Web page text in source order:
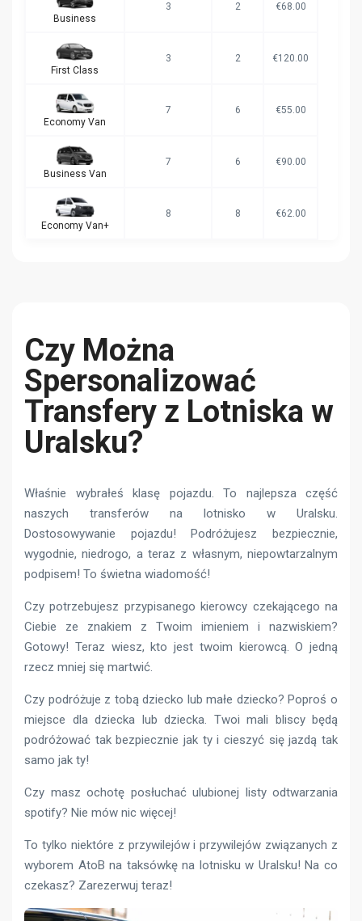
Business
3 2 €68.00
First Class
3 2 €120.00
Economy Van
7 6 €55.00
Business Van
7 6 €90.00
Economy Van+
8 8 €62.00
Czy Można
Spersonalizować
Transfery z Lotniska w
Uralsku?
Właśnie wybrałeś klasę pojazdu. To najlepsza część
naszych transferów na lotnisko w Uralsku.
Dostosowywanie pojazdu! Podróżujesz bezpiecznie,
wygodnie, niedrogo, a teraz z własnym, niepowtarzalnym
podpisem! To świetna wiadomość!
Czy potrzebujesz przypisanego kierowcy czekającego na
Ciebie ze znakiem z Twoim imieniem i nazwiskiem?
Gotowy! Teraz wiesz, kto jest twoim kierowcą. O jedną
rzecz mniej się martwić.
Czy podróżuje z tobą dziecko lub małe dziecko? Poproś o
miejsce dla dziecka lub dziecka. Twoi mali bliscy będą
podróżować tak bezpiecznie jak ty i cieszyć się jazdą tak
samo jak ty!
Czy masz ochotę posłuchać ulubionej listy odtwarzania
spotify? Nie mów nic więcej!
To tylko niektóre z przywilejów i przywilejów związanych z
wyborem AtoB na taksówkę na lotnisku w Uralsku! Na co
czekasz? Zarezerwuj teraz!